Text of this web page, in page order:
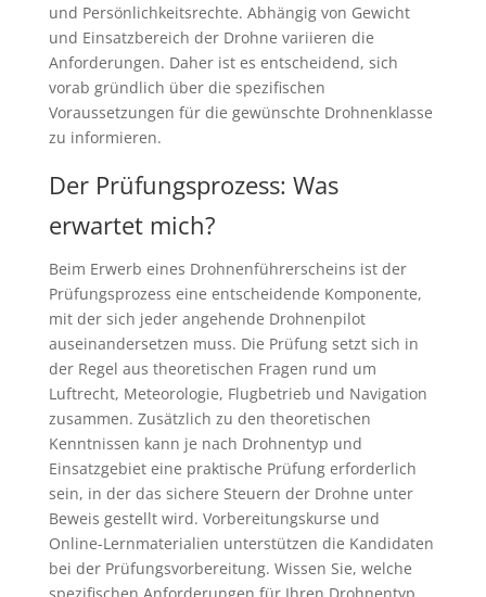
und Persönlichkeitsrechte. Abhängig von Gewicht
und Einsatzbereich der Drohne variieren die
Anforderungen. Daher ist es entscheidend, sich
vorab gründlich über die spezifischen
Voraussetzungen für die gewünschte Drohnenklasse
zu informieren.
Der Prüfungsprozess: Was
erwartet mich?
Beim Erwerb eines Drohnenführerscheins ist der
Prüfungsprozess eine entscheidende Komponente,
mit der sich jeder angehende Drohnenpilot
auseinandersetzen muss. Die Prüfung setzt sich in
der Regel aus theoretischen Fragen rund um
Luftrecht, Meteorologie, Flugbetrieb und Navigation
zusammen. Zusätzlich zu den theoretischen
Kenntnissen kann je nach Drohnentyp und
Einsatzgebiet eine praktische Prüfung erforderlich
sein, in der das sichere Steuern der Drohne unter
Beweis gestellt wird. Vorbereitungskurse und
Online-Lernmaterialien unterstützen die Kandidaten
bei der Prüfungsvorbereitung. Wissen Sie, welche